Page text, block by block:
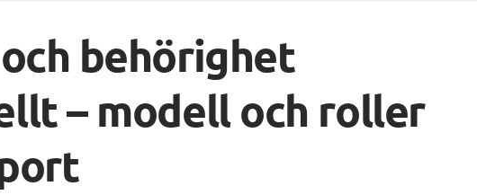
behörighet
– modell och roller